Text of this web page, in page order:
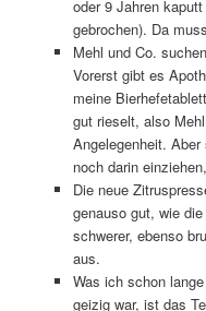
oder 9 Jahren
gebrochen). Da
Mehl und Co.
Vorerst gibt es
meine
gut rieselt, also
Angelegenheit.
noch darin
Die neue
genauso gut, wie
schwerer, ebenso
aus.
Was ich schon
geizig war, ist das